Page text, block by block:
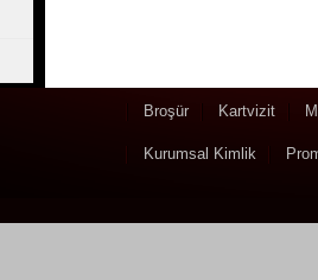
Broşür Kartvizit
Kurumsal Kimlik